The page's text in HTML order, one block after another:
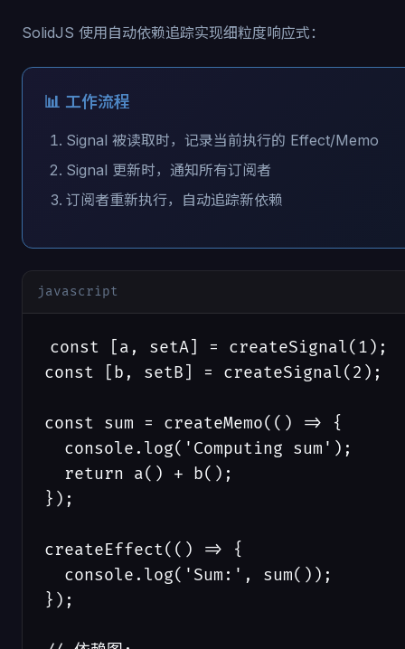
SolidJS 使用自动依赖追踪实现细粒度响应式：
📊 工作流程
Signal 被读取时，记录当前执行的 Effect/Memo
Signal 更新时，通知所有订阅者
订阅者重新执行，自动追踪新依赖
javascript
const [a, setA] = createSignal(1);
const [b, setB] = createSignal(2);
const sum = createMemo(() => {
  console.log('Computing sum');
  return a() + b();
});
createEffect(() => {
  console.log('Sum:', sum());
});